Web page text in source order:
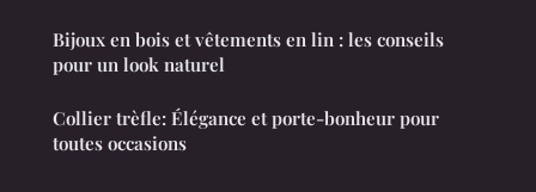
Bijoux en bois et vêtements en lin : les conseils
pour un look naturel
Collier trèfle: Élégance et porte-bonheur pour
toutes occasions